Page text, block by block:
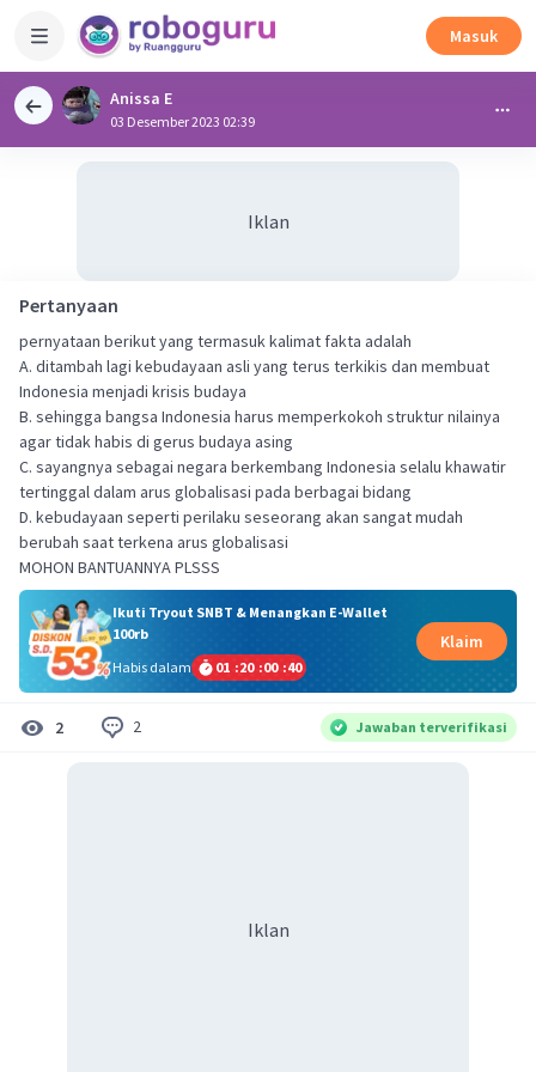
Masuk
Anissa E
03 Desember 2023 02:39
Iklan
Pertanyaan
pernyataan berikut yang termasuk kalimat fakta adalah
A. ditambah lagi kebudayaan asli yang terus terkikis dan membuat
Indonesia menjadi krisis budaya
B. sehingga bangsa Indonesia harus memperkokoh struktur nilainya
agar tidak habis di gerus budaya asing
C. sayangnya sebagai negara berkembang Indonesia selalu khawatir
tertinggal dalam arus globalisasi pada berbagai bidang
D. kebudayaan seperti perilaku seseorang akan sangat mudah
berubah saat terkena arus globalisasi
MOHON BANTUANNYA PLSSS
Ikuti Tryout SNBT & Menangkan E-Wallet
100rb
Habis dalam
01 :20 :00 :40
Klaim
2 2 Jawaban terverifikasi
Iklan